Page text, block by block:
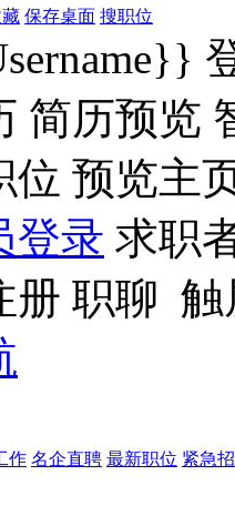
保存桌面 搜职位
简历预览
位 预览主
登录 求职
册 职聊 触
作 名企直聘 最新职位 紧急